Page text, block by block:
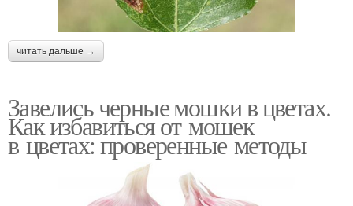
читать дальше →
Завелись черные мошки в цветах.
Как избавиться от мошек
в цветах: проверенные методы